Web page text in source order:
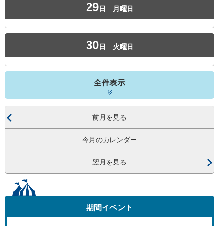
29日 月曜日
30日 火曜日
全件表示
前月を見る
今月のカレンダー
翌月を見る
期間イベント